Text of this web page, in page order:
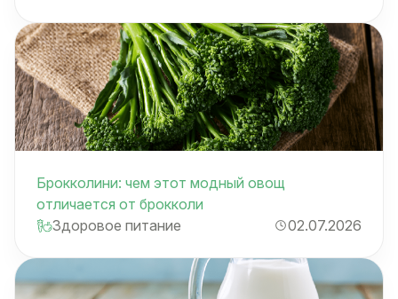
Брокколини: чем этот модный овощ
отличается от брокколи
Здоровое питание
02.07.2026